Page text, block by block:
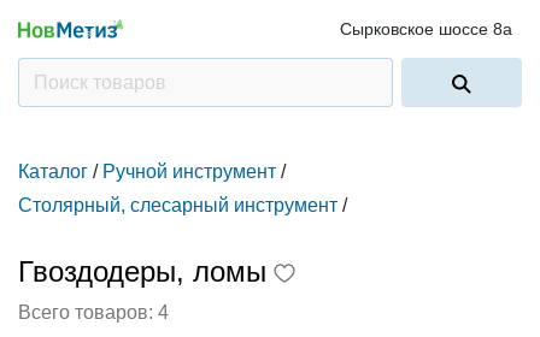
Сырковское шоссе 8а
Каталог / Ручной инструмент /
Столярный, слесарный инструмент /
Гвоздодеры, ломы
Всего товаров: 4